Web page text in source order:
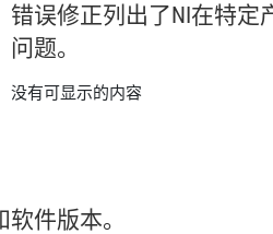
错误修正列出了NI在特定
问题。
没有可显示的内容
软件版本。